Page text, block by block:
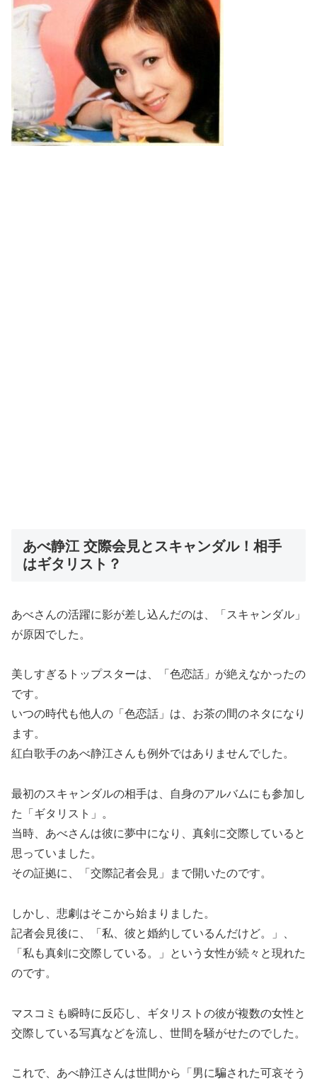
あべ静江 交際会見とスキャンダル！相手
はギタリスト？
あべさんの活躍に影が差し込んだのは、「スキャンダル」
が原因でした。
美しすぎるトップスターは、「色恋話」が絶えなかったの
です。
いつの時代も他人の「色恋話」は、お茶の間のネタになり
ます。
紅白歌手のあべ静江さんも例外ではありませんでした。
最初のスキャンダルの相手は、自身のアルバムにも参加し
た「ギタリスト」。
当時、あべさんは彼に夢中になり、真剣に交際していると
思っていました。
その証拠に、「交際記者会見」まで開いたのです。
しかし、悲劇はそこから始まりました。
記者会見後に、「私、彼と婚約しているんだけど。」、
「私も真剣に交際している。」という女性が続々と現れた
のです。
マスコミも瞬時に反応し、ギタリストの彼が複数の女性と
交際している写真などを流し、世間を騒がせたのでした。
これで、あべ静江さんは世間から「男に騙された可哀そう